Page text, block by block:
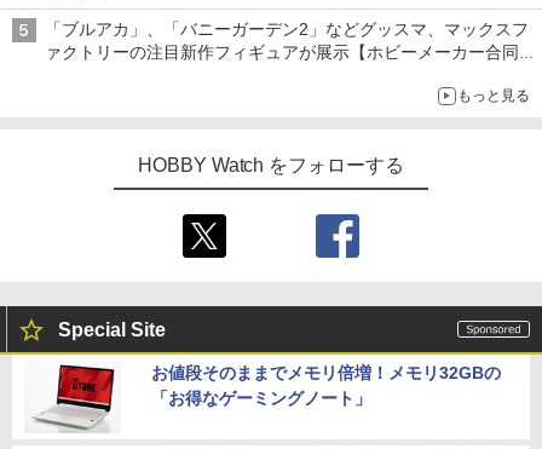
チューバ、テナサクなど5種各3色
「ブルアカ」、「バニーガーデン2」などグッスマ、マックスフ
ァクトリーの注目新作フィギュアが展示【ホビーメーカー合同展
もっと見る
HOBBY Watch をフォローする
Special Site
お値段そのままでメモリ倍増！メモリ32GBの
「お得なゲーミングノート」